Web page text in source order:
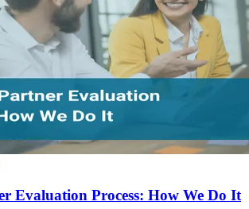
Evaluation Process: How We Do It